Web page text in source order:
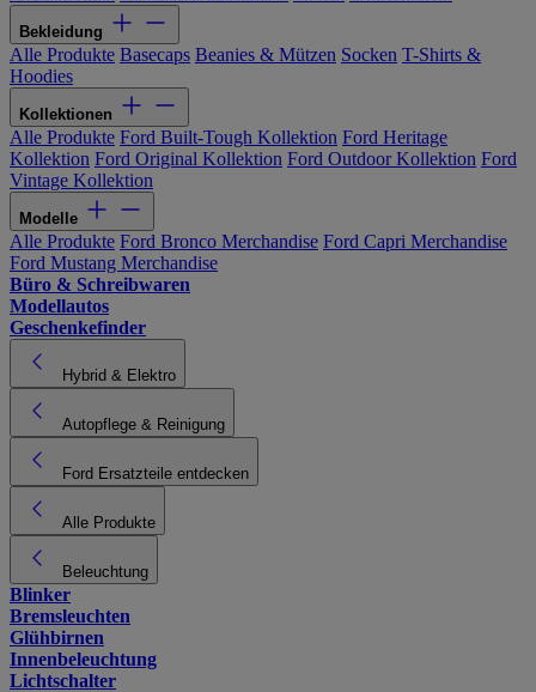
Bekleidung
Alle Produkte Basecaps Beanies & Mützen Socken T-Shirts &
Hoodies
Kollektionen
Alle Produkte Ford Built-Tough Kollektion Ford Heritage
Kollektion Ford Original Kollektion Ford Outdoor Kollektion Ford
Vintage Kollektion
Modelle
Alle Produkte Ford Bronco Merchandise Ford Capri Merchandise
Ford Mustang Merchandise
Büro & Schreibwaren
Modellautos
Geschenkefinder
Hybrid & Elektro
Autopflege & Reinigung
Ford Ersatzteile entdecken
Alle Produkte
Beleuchtung
Blinker
Bremsleuchten
Glühbirnen
Innenbeleuchtung
Lichtschalter